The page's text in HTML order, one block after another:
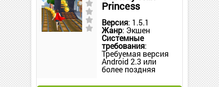
Princess
Версия: 1.5.1
Жанр: Экшен
Системные
требования:
Требуемая версия
Android 2.3 или
более поздняя